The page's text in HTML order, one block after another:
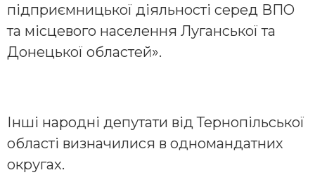
підприємницької діяльності серед ВПО
та місцевого населення Луганської та
Донецької областей».
Інші народні депутати від Тернопільської
області визначилися в одномандатних
округах.